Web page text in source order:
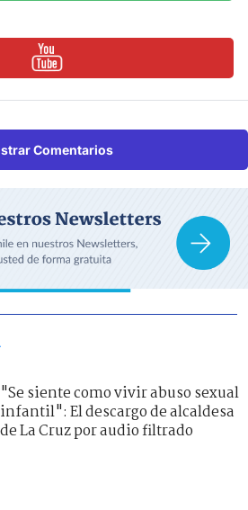
Comentarios
"Se siente como vivir abuso sexual
infantil": El descargo de alcaldesa
de La Cruz por audio filtrado